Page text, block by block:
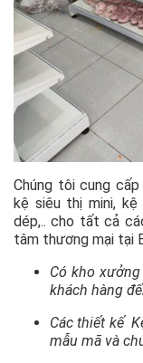
Chúng tôi cung
kệ siêu thị mini,
dép,.. cho tất cả
tâm thương mại tại
Có kho
khách hàng
Các thiết kế
mẫu mã và